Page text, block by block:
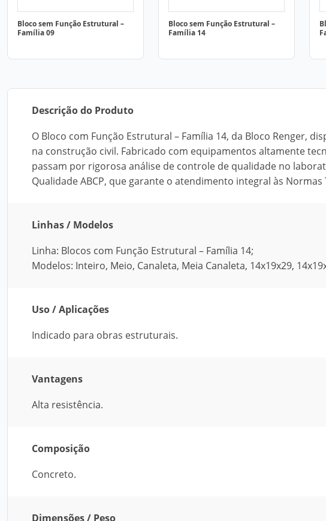
Bloco sem Função Estrutural –
Família 09
Bloco sem Função Estrutural –
Família 14
Descrição do Produto
O Bloco com Função Estrutural – Família 14, da Bloco Renger,
na construção civil. Fabricado com equipamentos altamente
passam por rigorosa análise de controle de qualidade no
Qualidade ABCP, que garante o atendimento integral às Normas
Linhas / Modelos
Linha: Blocos com Função Estrutural – Família 14;
Modelos: Inteiro, Meio, Canaleta, Meia Canaleta, 14x19x29,
Uso / Aplicações
Indicado para obras estruturais.
Vantagens
Alta resistência.
Composição
Concreto.
Dimensões / Peso